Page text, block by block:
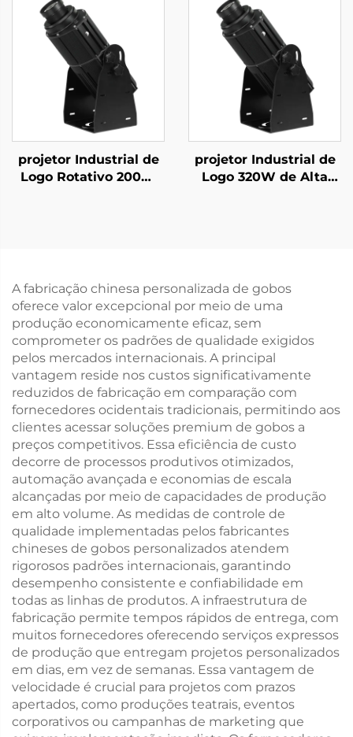
projetor Industrial de
Logo Rotativo 200W
projetor Industrial de
Logo 320W de Alta
A fabricação chinesa personalizada de gobos
oferece valor excepcional por meio de uma
produção economicamente eficaz, sem
comprometer os padrões de qualidade exigidos
pelos mercados internacionais. A principal
vantagem reside nos custos significativamente
reduzidos de fabricação em comparação com
fornecedores ocidentais tradicionais, permitindo aos
clientes acessar soluções premium de gobos a
preços competitivos. Essa eficiência de custo
decorre de processos produtivos otimizados,
automação avançada e economias de escala
alcançadas por meio de capacidades de produção
em alto volume. As medidas de controle de
qualidade implementadas pelos fabricantes
chineses de gobos personalizados atendem
rigorosos padrões internacionais, garantindo
desempenho consistente e confiabilidade em
todas as linhas de produtos. A infraestrutura de
fabricação permite tempos rápidos de entrega, com
muitos fornecedores oferecendo serviços expressos
de produção que entregam projetos personalizados
em dias, em vez de semanas. Essa vantagem de
velocidade é crucial para projetos com prazos
apertados, como produções teatrais, eventos
corporativos ou campanhas de marketing que